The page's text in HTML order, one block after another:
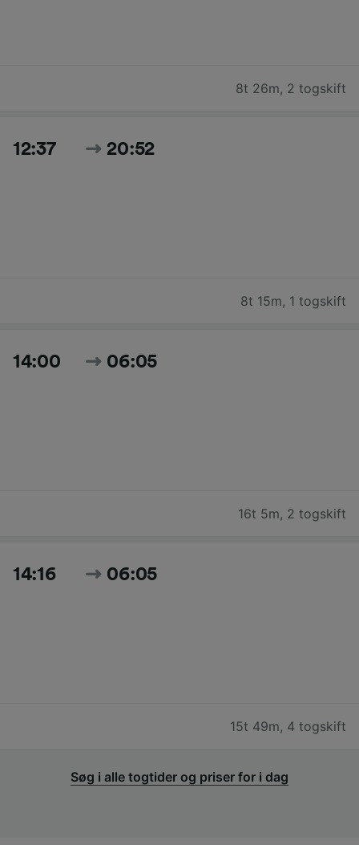
8t 26m, 2 togskift
12:37 20:52
8t 15m, 1 togskift
14:00 06:05
16t 5m, 2 togskift
14:16 06:05
15t 49m, 4 togskift
Søg i alle togtider og priser for i dag